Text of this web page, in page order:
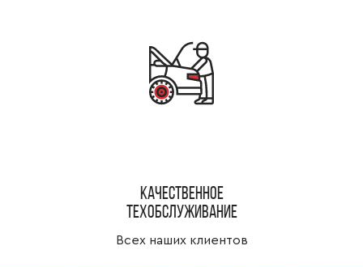
Качественное
техобслуживание
Всех наших клиентов